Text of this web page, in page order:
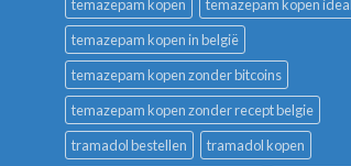
temazepam kopen
temazepam kopen ideal
temazepam kopen in belgië
temazepam kopen zonder bitcoins
temazepam kopen zonder recept belgie
tramadol bestellen
tramadol kopen